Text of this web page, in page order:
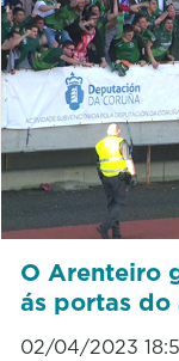
O Arenteiro
ás portas do
02/04/2023